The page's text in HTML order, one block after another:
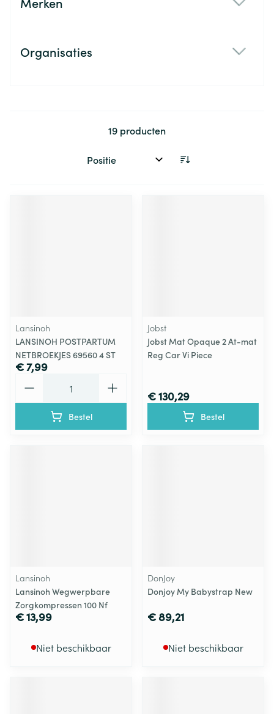
Organisaties
19 producten
Sorteer op:
Lansinoh
LANSINOH POSTPARTUM
NETBROEKJES 69560 4 ST
€ 7,99
Bestel
Jobst
Jobst Mat Opaque 2 At-mat
Reg Car Vi Piece
€ 130,29
Bestel
Lansinoh
Lansinoh Wegwerpbare
Zorgkompressen 100 Nf
€ 13,99
Niet beschikbaar
DonJoy
Donjoy My Babystrap New
€ 89,21
Niet beschikbaar